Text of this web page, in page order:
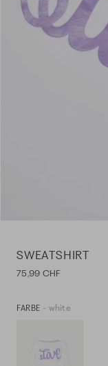
SWEATSHIRT
75,99 CHF
FARBE - white